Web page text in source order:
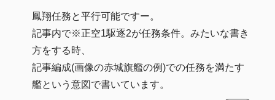
鳳翔任務と平行可能ですー。
記事内で※正空1駆逐2が任務条件。みたいな書き
方をする時、
記事編成(画像の赤城旗艦の例)での任務を満たす
艦という意図で書いています。